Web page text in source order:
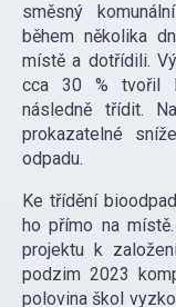
směsný
během několika
místě a dotřídili.
cca 30 % tvořil
následně třídit.
prokazatelné
odpadu.
Ke třídění
ho přímo na
projektu k
podzim 2023
polovina škol